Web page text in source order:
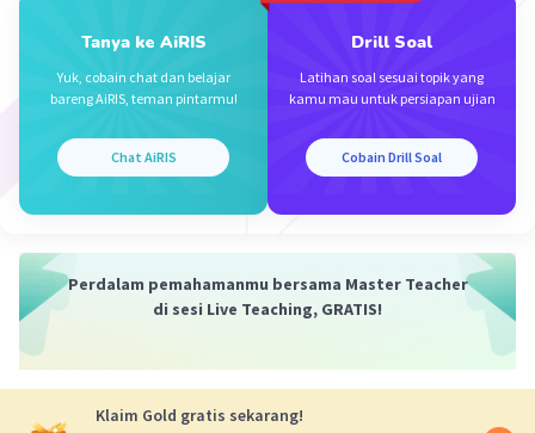
Tanya ke AiRIS
Yuk, cobain chat dan belajar
bareng AiRIS, teman pintarmu!
Chat AiRIS
Drill Soal
Latihan soal sesuai topik yang
kamu mau untuk persiapan ujian
Cobain Drill Soal
Perdalam pemahamanmu bersama Master Teacher
di sesi Live Teaching, GRATIS!
Klaim Gold gratis sekarang!